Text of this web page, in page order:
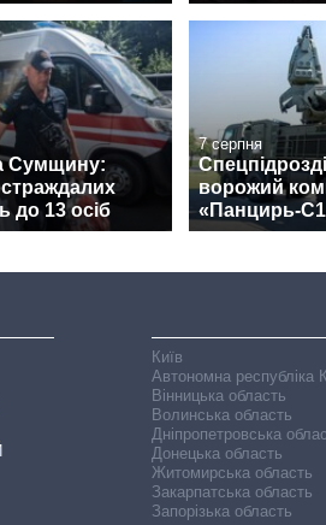
Сумщину:
до 13 осіб
7 серпня
ворожий
«Панцирь-
Київ
Автономна республіка
Вінницька область
Волинська область
Дніпропетровська
Донецька область
Житомирська область
Закарпатська область
Запорізька область